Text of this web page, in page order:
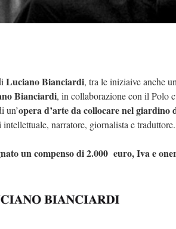
Luciano Bianciardi, tra le iniziaive anche
Bianciardi, in collaborazione con il Polo
un’opera d’arte da collocare nel
narratore, giornalista e traduttore.
un compenso di 2.000 euro, Iva e